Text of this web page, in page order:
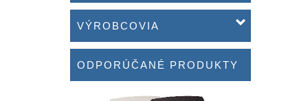
VÝROBCOVIA
ODPORÚČANÉ PRODUKTY